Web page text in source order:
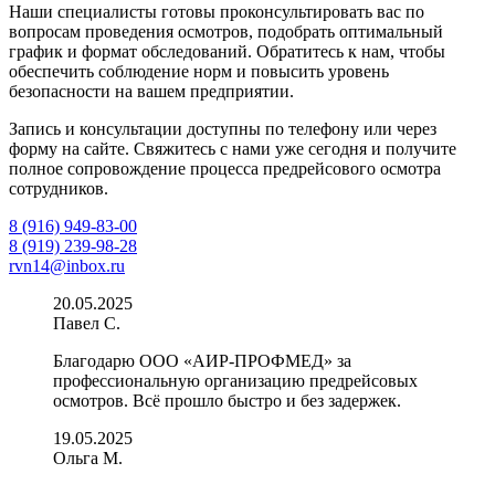
Наши специалисты готовы проконсультировать вас по
вопросам проведения осмотров, подобрать оптимальный
график и формат обследований. Обратитесь к нам, чтобы
обеспечить соблюдение норм и повысить уровень
безопасности на вашем предприятии.
Запись и консультации доступны по телефону или через
форму на сайте. Свяжитесь с нами уже сегодня и получите
полное сопровождение процесса предрейсового осмотра
сотрудников.
8 (916) 949-83-00
8 (919) 239-98-28
rvn14@inbox.ru
20.05.2025
Павел С.
Благодарю ООО «АИР-ПРОФМЕД» за
профессиональную организацию предрейсовых
осмотров. Всё прошло быстро и без задержек.
19.05.2025
Ольга М.